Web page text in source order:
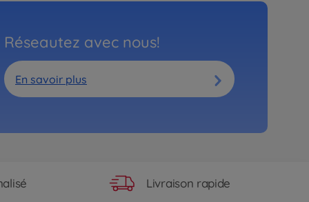
Réseautez avec nous!
En savoir plus
Livraison rapide